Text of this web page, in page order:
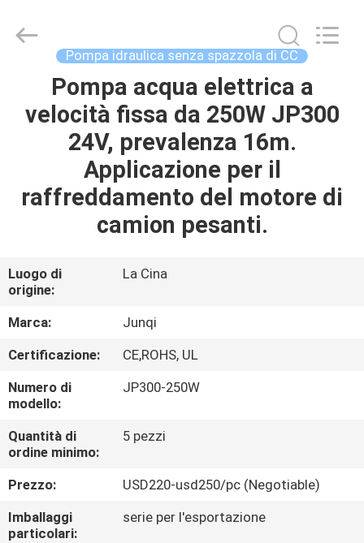
CASA.
PRODOTTI
SU
VISITA
ALLA
FABBRICA
CONTROLLO
DELLA
QUALITÀ
CONTATTACI
Junqi
International
Pompa idraulica senza spazzola di CC
Pompa acqua elettrica a
velocità fissa da 250W JP300
24V, prevalenza 16m.
Applicazione per il
raffreddamento del motore di
camion pesanti.
Luogo di
origine:
La Cina
Marca:
Junqi
Certificazione:
CE,ROHS, UL
Numero di
modello:
JP300-250W
Quantità di
ordine minimo:
5 pezzi
Prezzo:
USD220-usd250/pc (Negotiable)
Imballaggi
particolari:
serie per l'esportazione